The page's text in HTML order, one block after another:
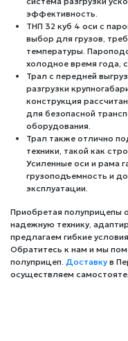
эффективность.
ТНП 32 куб 4 оси с
выбор для грузов,
температуры.
холодное время года,
Трал с передней
разгрузки
конструкция
для безопасной
оборудования.
Трал также отлично
техники, такой как
Усиленные оси и рама
грузоподъемность и
эксплуатации.
Приобретая полуприцепы
надежную технику,
предлагаем гибкие
Обратитесь к нам и мы
полуприцеп. Доставку в
осуществляем